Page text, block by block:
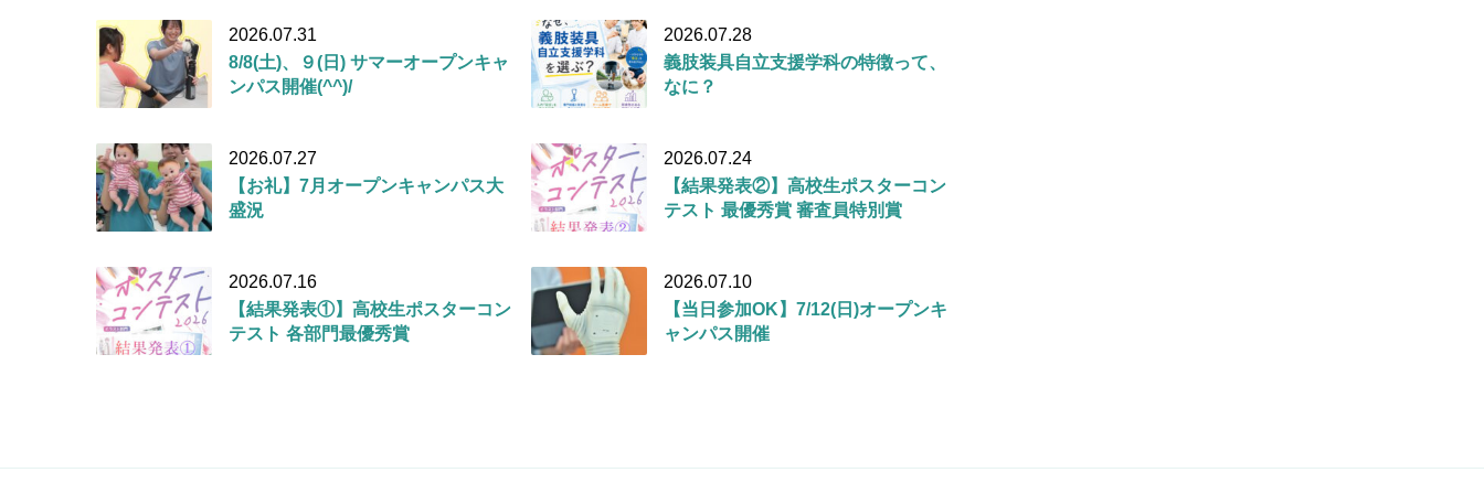
2026.07.31
8/8(土)、９(日) サマーオープンキャ
ンパス開催(^^)/
2026.07.28
義肢装具自立支援学科の特徴って、
なに？
2026.07.27
【お礼】7月オープンキャンパス大
盛況
2026.07.24
【結果発表②】高校生ポスターコン
テスト 最優秀賞 審査員特別賞
2026.07.16
【結果発表①】高校生ポスターコン
テスト 各部門最優秀賞
2026.07.10
【当日参加OK】7/12(日)オープンキ
ャンパス開催